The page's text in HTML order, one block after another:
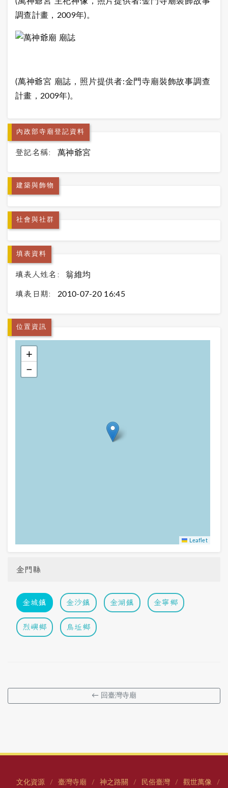
調查計畫，2009年)。
(萬神爺宮 廟誌，照片提供者:金門寺廟裝飾故事調查
計畫，2009年)。
內政部寺廟登記資料
登記名稱: 萬神爺宮
建築與飾物
社會與社群
填表資料
填表人姓名: 翁維均
填表日期: 2010-07-20 16:45
位置資訊
+
−
Leaflet
金門縣
金城鎮 金沙鎮 金湖鎮 金寧鄉
烈嶼鄉 烏坵鄉
← 回臺灣寺廟
文化資源 / 臺灣寺廟 / 神之路關 / 民俗臺灣 / 觀世萬像 /